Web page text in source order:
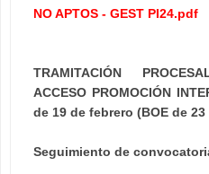
NO APTOS - GEST PI24.pdf
TRAMITACIÓN
ACCESO PROMOCIÓN
de 19 de febrero (BOE de
Seguimiento de